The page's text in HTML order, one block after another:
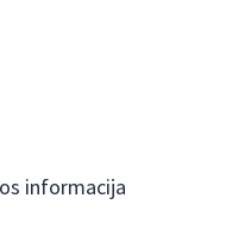
informacija